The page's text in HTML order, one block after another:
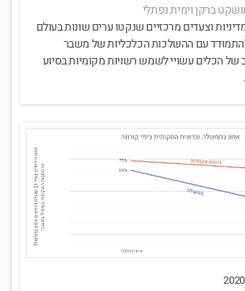
ברקן וימית נפתלי
וצעדים מרכזיים שנקטו ערים שונות בעולם
להתמודד עם ההשלכות הכלכליות של משבר
של הכלים עשויי לשמש רשויות מקומיות בסיוע